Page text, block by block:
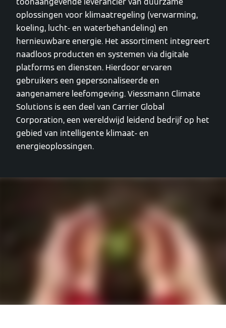
oplossingen voor klimaatregeling (verwarming,
koeling, lucht- en waterbehandeling) en
hernieuwbare energie. Het assortiment integreert
naadloos producten en systemen via digitale
platforms en diensten. Hierdoor ervaren
gebruikers een gepersonaliseerde en
aangenamere leefomgeving. Viessmann Climate
Solutions is een deel van Carrier Global
Corporation, een wereldwijd leidend bedrijf op het
gebied van intelligente klimaat- en
energieoplossingen.